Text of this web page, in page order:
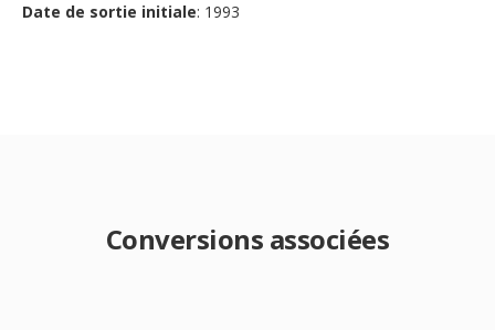
Date de sortie initiale: 1993
Conversions associées